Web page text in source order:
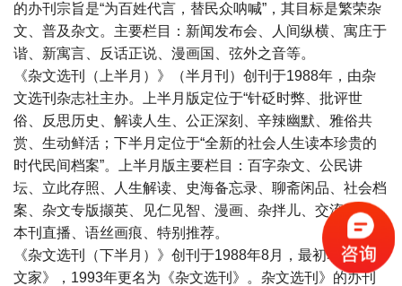
的办刊宗旨是“为百姓代言，替民众呐喊”，其目标是繁荣杂
文、普及杂文。主要栏目：新闻发布会、人间纵横、寓庄于
谐、新寓言、反话正说、漫画国、弦外之音等。
《杂文选刊（上半月）》（半月刊）创刊于1988年，由杂
文选刊杂志社主办。上半月版定位于“针砭时弊、批评世
俗、反思历史、解读人生、公正深刻、辛辣幽默、雅俗共
赏、生动鲜活；下半月定位于“全新的社会人生读本珍贵的
时代民间档案”。上半月版主要栏目：百字杂文、公民讲
坛、立此存照、人生解读、史海备忘录、聊斋闲品、社会档
案、杂文专版撷英、见仁见智、漫画、杂拌儿、交流平台、
本刊直播、语丝画痕、特别推荐。
《杂文选刊（下半月）》创刊于1988年8月，最初名为《杂
文家》，1993年更名为《杂文选刊》。杂文选刊》的办刊